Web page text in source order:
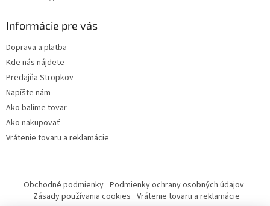
Informácie pre vás
Doprava a platba
Kde nás nájdete
Predajňa Stropkov
Napíšte nám
Ako balíme tovar
Ako nakupovať
Vrátenie tovaru a reklamácie
Obchodné podmienky Podmienky ochrany osobných údajov
Zásady používania cookies Vrátenie tovaru a reklamácie